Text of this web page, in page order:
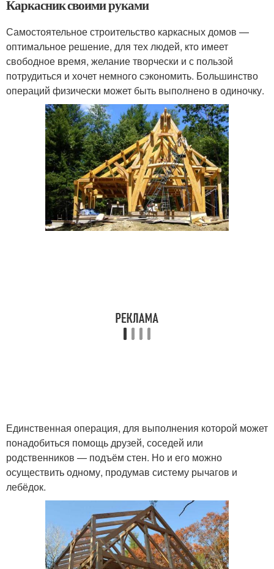
Каркасник своими руками
Самостоятельное строительство каркасных домов —
оптимальное решение, для тех людей, кто имеет
свободное время, желание творчески и с пользой
потрудиться и хочет немного сэкономить. Большинство
операций физически может быть выполнено в одиночку.
Единственная операция, для выполнения которой может
понадобиться помощь друзей, соседей или
родственников — подъём стен. Но и его можно
осуществить одному, продумав систему рычагов и
лебёдок.